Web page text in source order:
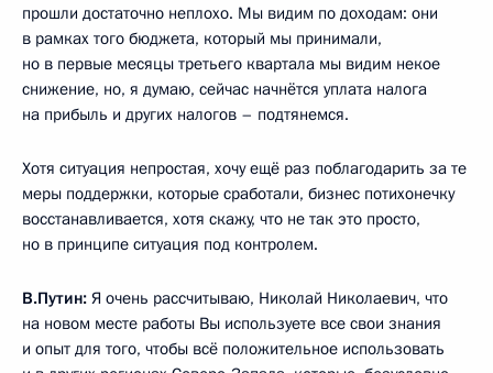
прошли достаточно неплохо. Мы видим по доходам: они
в рамках того бюджета, который мы принимали,
но в первые месяцы третьего квартала мы видим некое
снижение, но, я думаю, сейчас начнётся уплата налога
на прибыль и других налогов – подтянемся.
Хотя ситуация непростая, хочу ещё раз поблагодарить за те
меры поддержки, которые сработали, бизнес потихонечку
восстанавливается, хотя скажу, что не так это просто,
но в принципе ситуация под контролем.
В.Путин: Я очень рассчитываю, Николай Николаевич, что
на новом месте работы Вы используете все свои знания
и опыт для того, чтобы всё положительное использовать